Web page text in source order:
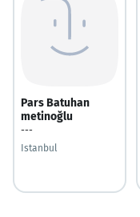
Pars Batuhan
metinoğlu
---
Istanbul